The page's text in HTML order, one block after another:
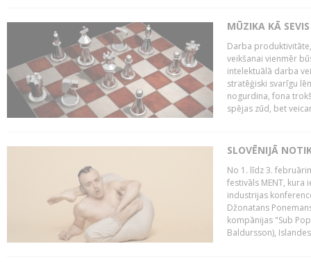
MŪZIKA KĀ
Darba
veikšanai vienmēr
intelektuālā darba
stratēģiski svarīgu
nogurdina, fona
spējas zūd, bet
SLOVĒNIJĀ
No 1. līdz 3.
festivāls MENT, kura
industrijas
Džonatans
kompānijas "Sub
Baldursson),